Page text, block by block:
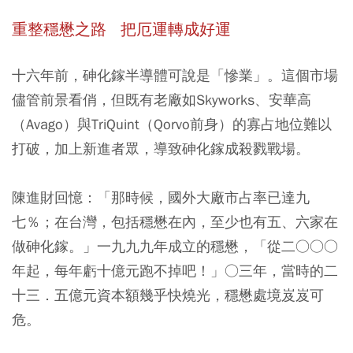
重整穩懋之路 把厄運轉成好運
十六年前，砷化鎵半導體可說是「慘業」。這個市場
儘管前景看俏，但既有老廠如Skyworks、安華高
（Avago）與TriQuint（Qorvo前身）的寡占地位難以
打破，加上新進者眾，導致砷化鎵成殺戮戰場。
陳進財回憶：「那時候，國外大廠市占率已達九
七％；在台灣，包括穩懋在內，至少也有五、六家在
做砷化鎵。」一九九九年成立的穩懋，「從二○○○
年起，每年虧十億元跑不掉吧！」○三年，當時的二
十三．五億元資本額幾乎快燒光，穩懋處境岌岌可
危。